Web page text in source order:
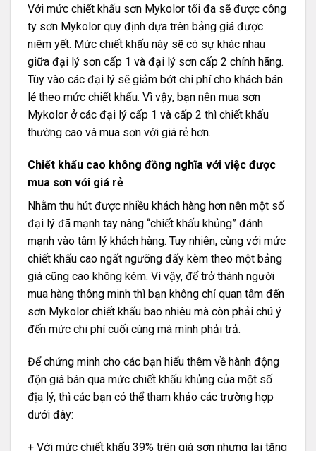
Với mức chiết khấu sơn Mykolor tối đa sẽ được công
ty sơn Mykolor quy định dựa trên bảng giá được
niêm yết. Mức chiết khấu này sẽ có sự khác nhau
giữa đại lý sơn cấp 1 và đại lý sơn cấp 2 chính hãng.
Tùy vào các đại lý sẽ giảm bớt chi phí cho khách bán
lẻ theo mức chiết khấu. Vì vậy, bạn nên mua sơn
Mykolor ở các đại lý cấp 1 và cấp 2 thì chiết khấu
thường cao và mua sơn với giá rẻ hơn.
Chiết khấu cao không đồng nghĩa với việc được
mua sơn với giá rẻ
Nhằm thu hút được nhiều khách hàng hơn nên một số
đại lý đã mạnh tay nâng “chiết khấu khủng” đánh
mạnh vào tâm lý khách hàng. Tuy nhiên, cùng với mức
chiết khấu cao ngất ngưỡng đấy kèm theo một bảng
giá cũng cao không kém. Vì vậy, để trở thành người
mua hàng thông minh thì bạn không chỉ quan tâm đến
sơn Mykolor chiết khấu bao nhiêu mà còn phải chú ý
đến mức chi phí cuối cùng mà mình phải trả.
Để chứng minh cho các bạn hiểu thêm về hành động
độn giá bán qua mức chiết khấu khủng của một số
địa lý, thì các bạn có thể tham khảo các trường hợp
dưới đây:
+ Với mức chiết khấu 39% trên giá sơn nhưng lại tăng